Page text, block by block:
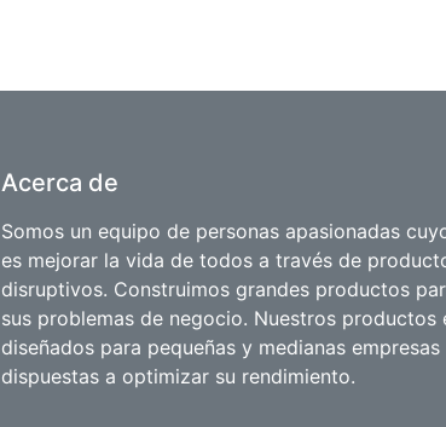
Acerca de
Somos un equipo de personas apasionadas
es mejorar la vida de todos a través de
disruptivos. Construimos grandes productos
sus problemas de negocio. Nuestros productos
diseñados para pequeñas y medianas empresas
dispuestas a optimizar su rendimiento.